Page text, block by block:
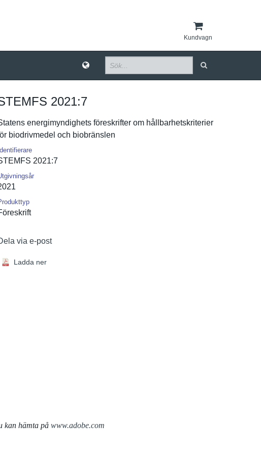
Kundvagn
2021:​7
energimynd­ighets föreskrift­er om hållbarhet­skriterier
biodrivmed­el och biobränsle­n
Identifierare
2021:7
via e-post
Ladda ner
kan hämta på www.adobe.com